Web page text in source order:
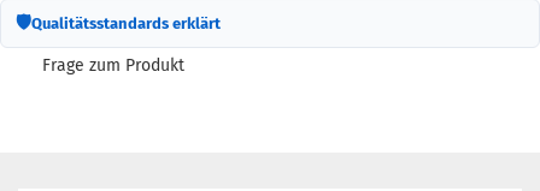
🛡Qualitätsstandards erklärt
Frage zum Produkt